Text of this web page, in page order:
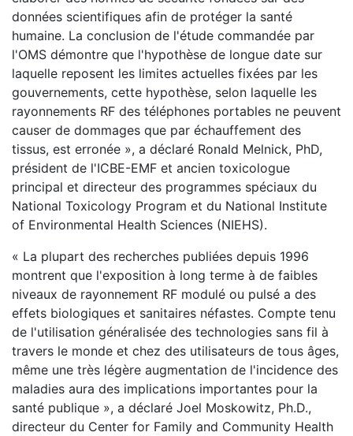
données scientifiques afin de protéger la santé
humaine. La conclusion de l'étude commandée par
l'OMS démontre que l'hypothèse de longue date sur
laquelle reposent les limites actuelles fixées par les
gouvernements, cette hypothèse, selon laquelle les
rayonnements RF des téléphones portables ne peuvent
causer de dommages que par échauffement des
tissus, est erronée », a déclaré Ronald Melnick, PhD,
président de l'ICBE-EMF et ancien toxicologue
principal et directeur des programmes spéciaux du
National Toxicology Program et du National Institute
of Environmental Health Sciences (NIEHS).
« La plupart des recherches publiées depuis 1996
montrent que l'exposition à long terme à de faibles
niveaux de rayonnement RF modulé ou pulsé a des
effets biologiques et sanitaires néfastes. Compte tenu
de l'utilisation généralisée des technologies sans fil à
travers le monde et chez des utilisateurs de tous âges,
même une très légère augmentation de l'incidence des
maladies aura des implications importantes pour la
santé publique », a déclaré Joel Moskowitz, Ph.D.,
directeur du Center for Family and Community Health